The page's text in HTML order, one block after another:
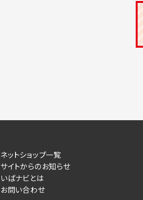
ネットショップ一覧
サイトからのお知らせ
いばナビとは
お問い合わせ